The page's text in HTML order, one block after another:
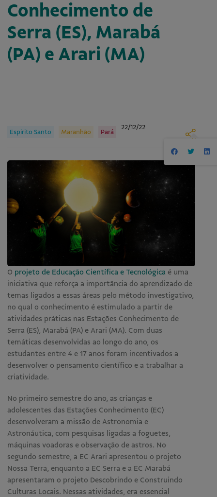
Conhecimento de
Serra (ES), Marabá
(PA) e Arari (MA)
Espirito Santo Maranhão Pará
22/12/22
O projeto de Educação Científica e Tecnológica é uma
iniciativa que reforça a importância do aprendizado de
temas ligados a essas áreas pelo método investigativo,
no qual o conhecimento é estimulado a partir de
atividades práticas nas Estações Conhecimento de
Serra (ES), Marabá (PA) e Arari (MA). Com duas
temáticas desenvolvidas ao longo do ano, os
estudantes entre 4 e 17 anos foram incentivados a
desenvolver o pensamento científico e a trabalhar a
criatividade.
No primeiro semestre do ano, as crianças e
adolescentes das Estações Conhecimento (EC)
desenvolveram a missão de Astronomia e
Astronáutica, com pesquisas ligadas a foguetes,
máquinas voadoras e observação de astros. No
segundo semestre, a EC Arari apresentou o projeto
Nossa Terra, enquanto a EC Serra e a EC Marabá
apresentaram o projeto Descobrindo e Construindo
Culturas Locais. Nessas atividades, era essencial